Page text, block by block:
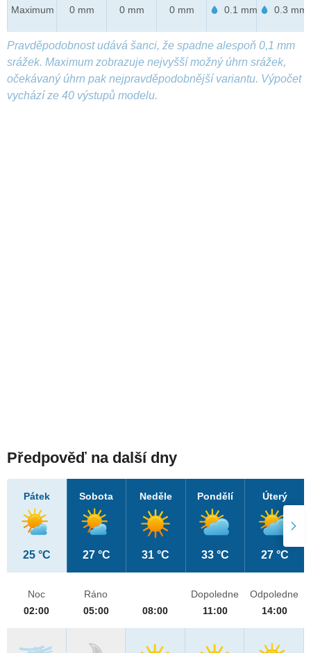
Maximum 0 mm 0 mm 0 mm 0.1 mm 0.3 mm
Pravděpodobnost udává šanci, že spadne alespoň 0,1 mm
srážek. Maximum zobrazuje nejvyšší možný úhrn srážek,
očekávaný úhrn pak nejpravděpodobnější variantu. Výpočet
vychází ze 40 výstupů modelu.
Předpověď na další dny
Pátek
25 °C
Sobota
27 °C
Neděle
31 °C
Pondělí
33 °C
Úterý
27 °C
Noc
02:00
Ráno
05:00
08:00
Dopoledne
11:00
Odpoledne
14:00